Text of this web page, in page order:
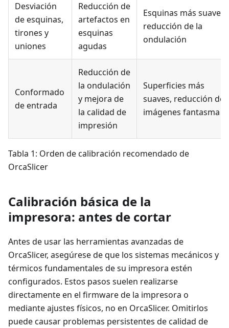
Desviación
de esquinas,
tirones y
uniones
Reducción de
artefactos en
esquinas
agudas
Esquinas más suaves,
reducción de la
ondulación
Conformado
de entrada
Reducción de
la ondulación
y mejora de
la calidad de
impresión
Superficies más
suaves, reducción de
imágenes fantasma
Tabla 1: Orden de calibración recomendado de
OrcaSlicer
Calibración básica de la
impresora: antes de cortar
Antes de usar las herramientas avanzadas de
OrcaSlicer, asegúrese de que los sistemas mecánicos y
térmicos fundamentales de su impresora estén
configurados. Estos pasos suelen realizarse
directamente en el firmware de la impresora o
mediante ajustes físicos, no en OrcaSlicer. Omitirlos
puede causar problemas persistentes de calidad de